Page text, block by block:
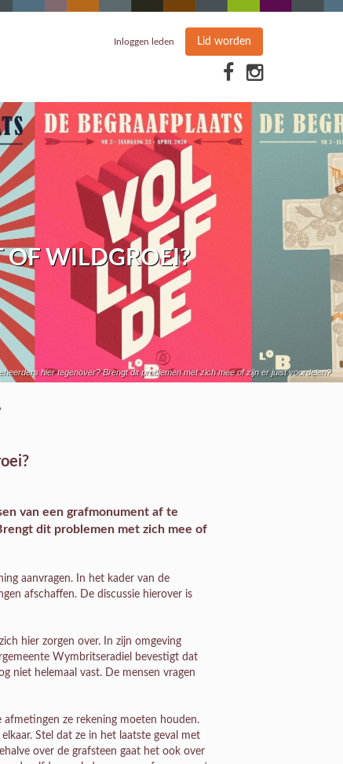
Inloggen leden Lid worden
OF WILDGROEI?
hier tegenover? Brengt dit problemen met zich mee of zijn er juist voordelen?
van een grafmonument af te
dit problemen met zich mee of
aanvragen. In het kader van de
afschaffen. De discussie hierover is
hier zorgen over. In zijn omgeving
Wymbritseradiel bevestigt dat
niet helemaal vast. De mensen vragen
afmetingen ze rekening moeten houden.
Stel dat ze in het laatste geval met
over de grafsteen gaat het ook over